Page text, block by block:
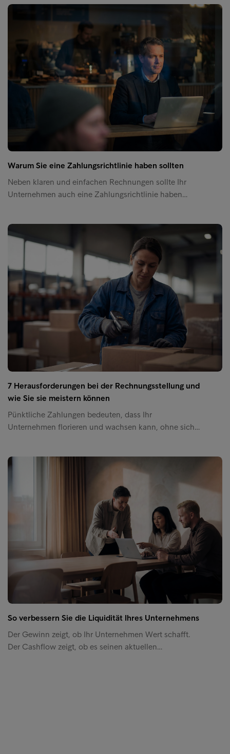
Warum Sie eine Zahlungsrichtlinie haben sollten
Neben klaren und einfachen Rechnungen sollte Ihr
Unternehmen auch eine Zahlungsrichtlinie haben…
7 Herausforderungen bei der Rechnungsstellung und
wie Sie sie meistern können
Pünktliche Zahlungen bedeuten, dass Ihr
Unternehmen florieren und wachsen kann, ohne sich…
So verbessern Sie die Liquidität Ihres Unternehmens
Der Gewinn zeigt, ob Ihr Unternehmen Wert schafft.
Der Cashflow zeigt, ob es seinen aktuellen…